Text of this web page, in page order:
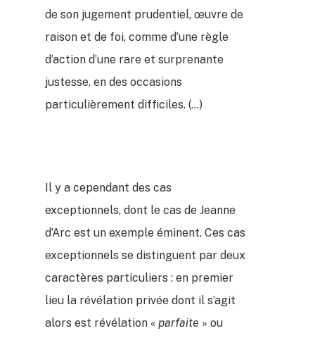
de son jugement prudentiel, œuvre de
raison et de foi, comme d’une règle
d’action d’une rare et surprenante
justesse, en des occasions
particulièrement difficiles. (…)
Il y a cependant des cas
exceptionnels, dont le cas de Jeanne
d’Arc est un exemple éminent. Ces cas
exceptionnels se distinguent par deux
caractères particuliers : en premier
lieu la révélation privée dont il s’agit
alors est révélation «parfaite » ou